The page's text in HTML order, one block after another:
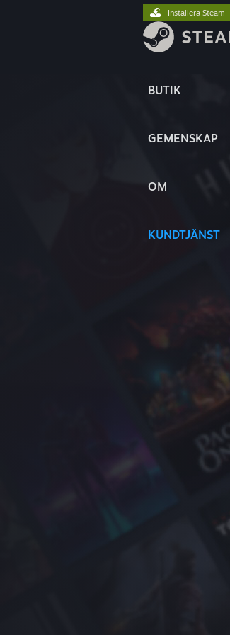
BUTIK
GEMENSKAP
OM
KUNDTJÄNST
Installera Steam